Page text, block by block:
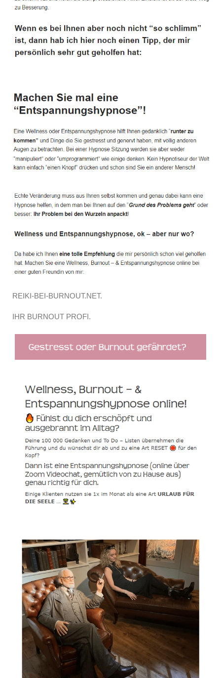
REIKI-BEI-BURNOUT.NET.
IHR BURNOUT PROFI.